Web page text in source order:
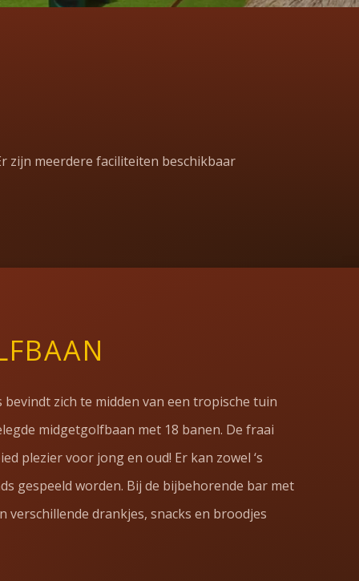
zijn meerdere faciliteiten beschikbaar
zich te midden van een tropische tuin
midgetgolfbaan met 18 banen. De fraai
plezier voor jong en oud! Er kan zowel ‘s
gespeeld worden. Bij de bijbehorende bar met
verschillende drankjes, snacks en broodjes